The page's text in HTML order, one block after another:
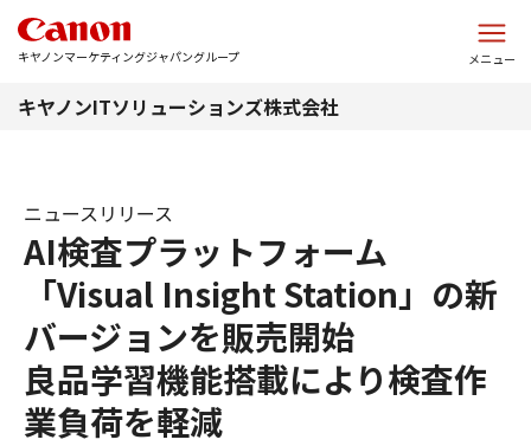
キヤノンマーケティングジャパングループ メニュー
キヤノンITソリューションズ株式会社
AI検査プラットフォーム
「Visual Insight Station」の新
バージョンを販売開始
良品学習機能搭載により検査作
業負荷を軽減
ニュースリリース